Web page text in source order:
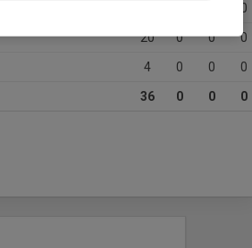
0
20 0 0 0
4 0 0 0
36 0 0 0